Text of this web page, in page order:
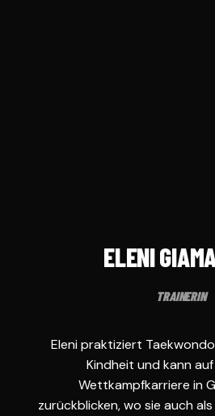
ELENI
TRAINERIN
Eleni praktiziert
Kindheit und kann
Wettkampfkarriere in
zurückblicken, wo sie auch